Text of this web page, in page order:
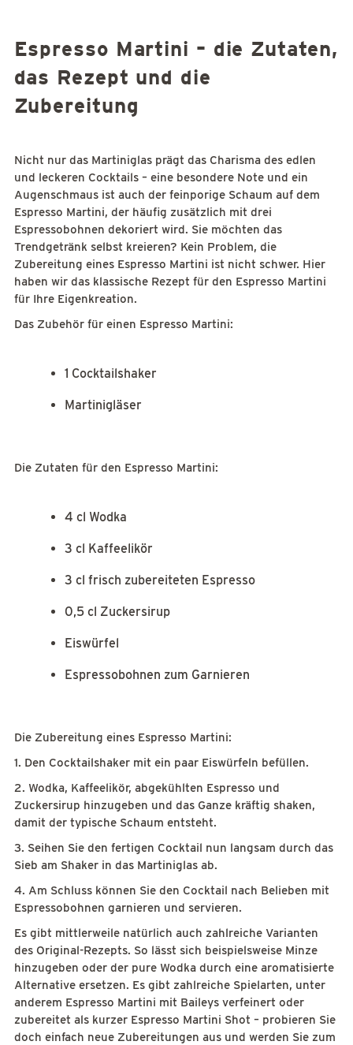
Espresso Martini – die Zutaten,
das Rezept und die
Zubereitung
Nicht nur das Martiniglas prägt das Charisma des edlen
und leckeren Cocktails – eine besondere Note und ein
Augenschmaus ist auch der feinporige Schaum auf dem
Espresso Martini, der häufig zusätzlich mit drei
Espressobohnen dekoriert wird. Sie möchten das
Trendgetränk selbst kreieren? Kein Problem, die
Zubereitung eines Espresso Martini ist nicht schwer. Hier
haben wir das klassische Rezept für den Espresso Martini
für Ihre Eigenkreation.
Das Zubehör für einen Espresso Martini:
1 Cocktailshaker
Martinigläser
Die Zutaten für den Espresso Martini:
4 cl Wodka
3 cl Kaffeelikör
3 cl frisch zubereiteten Espresso
0,5 cl Zuckersirup
Eiswürfel
Espressobohnen zum Garnieren
Die Zubereitung eines Espresso Martini:
1. Den Cocktailshaker mit ein paar Eiswürfeln befüllen.
2. Wodka, Kaffeelikör, abgekühlten Espresso und
Zuckersirup hinzugeben und das Ganze kräftig shaken,
damit der typische Schaum entsteht.
3. Seihen Sie den fertigen Cocktail nun langsam durch das
Sieb am Shaker in das Martiniglas ab.
4. Am Schluss können Sie den Cocktail nach Belieben mit
Espressobohnen garnieren und servieren.
Es gibt mittlerweile natürlich auch zahlreiche Varianten
des Original-Rezepts. So lässt sich beispielsweise Minze
hinzugeben oder der pure Wodka durch eine aromatisierte
Alternative ersetzen. Es gibt zahlreiche Spielarten, unter
anderem Espresso Martini mit Baileys verfeinert oder
zubereitet als kurzer Espresso Martini Shot – probieren Sie
doch einfach neue Zubereitungen aus und werden Sie zum